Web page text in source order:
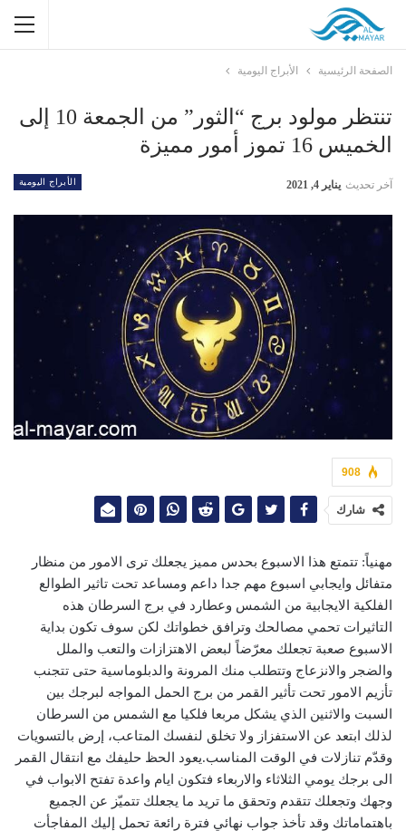
الصفحة الرئيسية الأبراج اليومية
تنتظر مولود برج “الثور” من الجمعة 10 إلى
الخميس 16 تموز أمور مميزة
الأبراج اليومية آخر تحديث يناير 4, 2021
908
شارك
مهنياً: تتمتع هذا الاسبوع بحدس مميز يجعلك ترى الامور من منظار
متفائل وايجابي اسبوع مهم جدا داعم ومساعد تحت تاثير الطوالع
الفلكية الايجابية من الشمس وعطارد في برج السرطان هذه
التاثيرات تحمي مصالحك وترافق خطواتك لكن سوف تكون بداية
الاسبوع صعبة تجعلك معرّضاً لبعض الاهتزازات والتعب والملل
والضجر والانزعاج وتتطلب منك المرونة والدبلوماسية حتى تتجنب
تأزيم الامور تحت تأثير القمر من برج الحمل المواجه لبرجك بين
السبت والاثنين الذي يشكل مربعا فلكيا مع الشمس من السرطان
لذلك ابتعد عن الاستفزاز ولا تخلق لنفسك المتاعب، إرض بالتسويات
وقدّم تنازلات في الوقت المناسب.يعود الحظ حليفك مع انتقال القمر
الى برجك يومي الثلاثاء والاربعاء فتكون ايام واعدة تفتح الابواب في
وجهك وتجعلك تتقدم وتحقق ما تريد ما يجعلك تتميّز عن الجميع
باهتماماتك وقد تأخذ جواب نهائي فترة رائعة تحمل إليك المفاجأت